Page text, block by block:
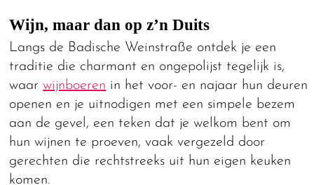
Wijn, maar dan op z’n Duits
Langs de Badische Weinstraße ontdek je een
traditie die charmant en ongepolijst tegelijk is,
waarwijnboeren in het voor- en najaar hun deuren
openen en je uitnodigen met een simpele bezem
aan de gevel, een teken dat je welkom bent om
hun wijnen te proeven, vaak vergezeld door
gerechten die rechtstreeks uit hun eigen keuken
komen.